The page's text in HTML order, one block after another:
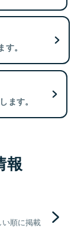
。
ます。
報
順に掲載